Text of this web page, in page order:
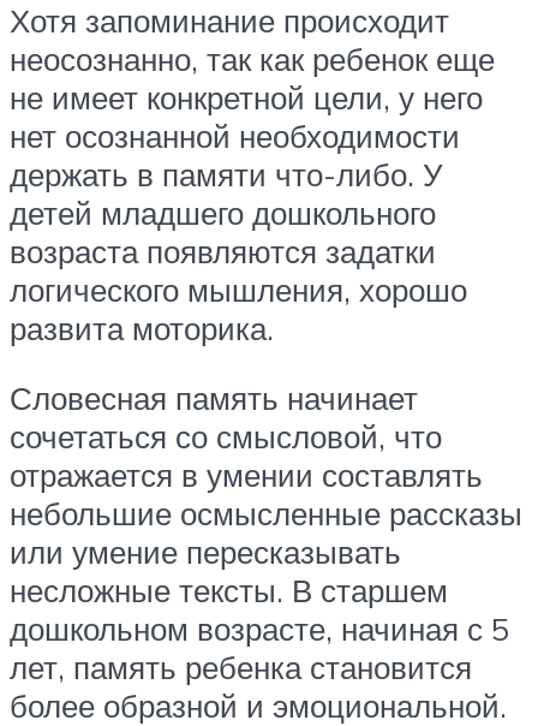
Хотя запоминание происходит
неосознанно, так как ребенок еще
не имеет конкретной цели, у него
нет осознанной необходимости
держать в памяти что-либо. У
детей младшего дошкольного
возраста появляются задатки
логического мышления, хорошо
развита моторика.
Словесная память начинает
сочетаться со смысловой, что
отражается в умении составлять
небольшие осмысленные рассказы
или умение пересказывать
несложные тексты. В старшем
дошкольном возрасте, начиная с 5
лет, память ребенка становится
более образной и эмоциональной.